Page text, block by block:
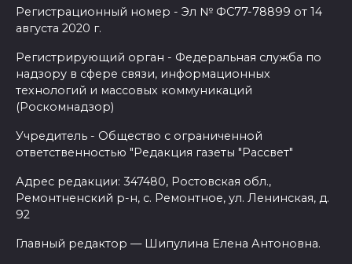
Регистрационный номер - Эл № ФС77-78899 от 14
августа 2020 г.
Регистрирующий орган - Федеральная служба по
надзору в сфере связи, информационных
технологий и массовых коммуникаций
(Роскомнадзор)
Учредитель - Общество с ограниченной
ответственностью "Редакция газеты "Рассвет"
Адрес редакции: 347480, Ростовская обл.,
Ремонтненский р-н, с. Ремонтное, ул. Ленинская, д.
92
Главный редактор — Шипулина Елена Антоновна.